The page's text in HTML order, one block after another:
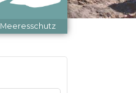
Meeresschutz